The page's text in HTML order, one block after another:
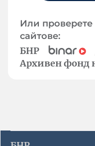
Или
сайтове:
БНР
Архивен фонд